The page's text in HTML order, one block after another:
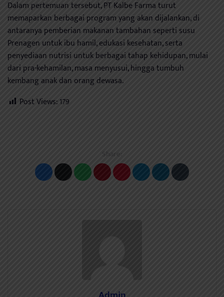
Dalam pertemuan tersebut, PT Kalbe Farma turut
memaparkan berbagai program yang akan dijalankan, di
antaranya pemberian makanan tambahan seperti susu
Prenagen untuk ibu hamil, edukasi kesehatan, serta
penyediaan nutrisi untuk berbagai tahap kehidupan, mulai
dari pra-kehamilan, masa menyusui, hingga tumbuh
kembang anak dan orang dewasa.
Post Views:179
Share: